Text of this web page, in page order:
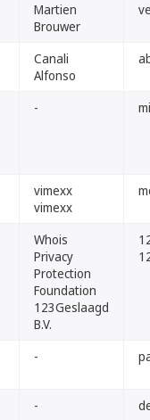
Martien
Brouwer
Canali
Alfonso
-
vimexx
vimexx
Whois
Privacy
Protection
Foundation
123Geslaagd
B.V.
-
-